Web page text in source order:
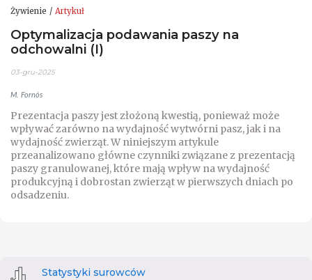
Żywienie Artykuł
Optymalizacja podawania paszy na
odchowalni (I)
03-gru-2025
M. Fornós
Prezentacja paszy jest złożoną kwestią, ponieważ może
wpływać zarówno na wydajność wytwórni pasz, jak i na
wydajność zwierząt. W niniejszym artykule
przeanalizowano główne czynniki związane z prezentacją
paszy granulowanej, które mają wpływ na wydajność
produkcyjną i dobrostan zwierząt w pierwszych dniach po
odsadzeniu.
Statystyki surowców